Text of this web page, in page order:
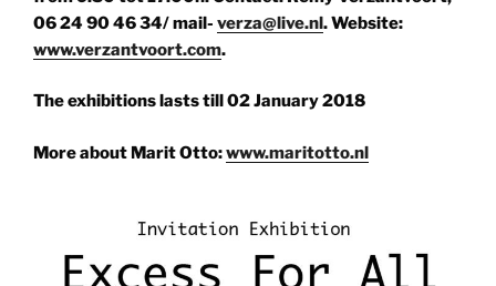
06 24 90 46 34/ mail- verza@live.nl. Website:
www.verzantvoort.com.
The exhibitions lasts till 02 January 2018
More about Marit Otto:www.maritotto.nl